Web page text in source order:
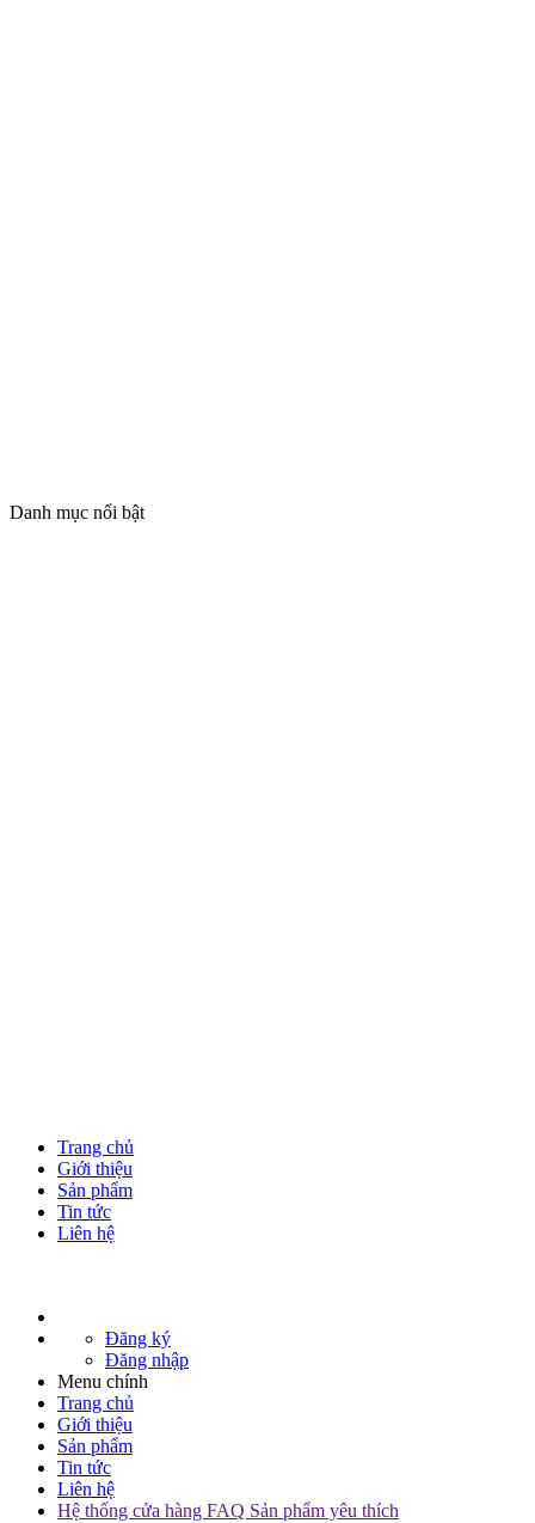
Danh mục nổi bật
Trang chủ
Giới thiệu
Sản phẩm
Tin tức
Liên hệ
Đăng ký
Đăng nhập
Menu chính
Trang chủ
Giới thiệu
Sản phẩm
Tin tức
Liên hệ
Hệ thống cửa hàng FAQ Sản phẩm yêu thích